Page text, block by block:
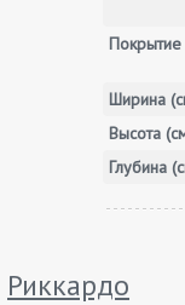
Покрытие
Ширина
Высота
Глубина
Риккардо